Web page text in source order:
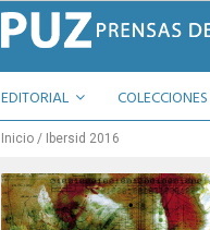
EDITORIAL COLECCIONES
Inicio Ibersid 2016